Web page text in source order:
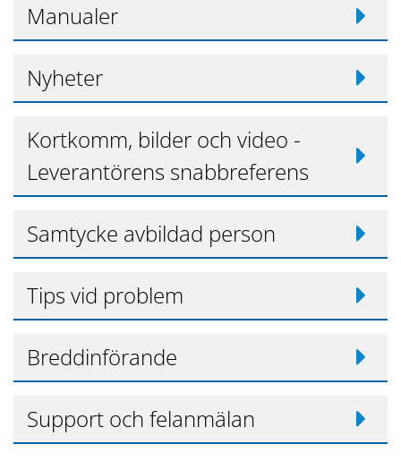
Manualer
Nyheter
Kortkomm, bilder och video -
Leverantörens snabbreferens
Samtycke avbildad person
Tips vid problem
Breddinförande
Support och felanmälan